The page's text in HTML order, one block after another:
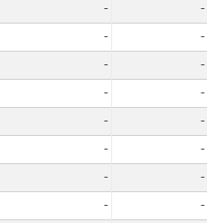
- -
- -
- -
- -
- -
- -
- -
- -